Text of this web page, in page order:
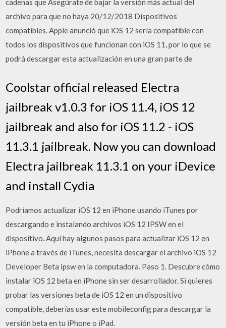
cadenas que Asegúrate de bajar la versión más actual del
archivo para que no haya 20/12/2018 Dispositivos
compatibles. Apple anunció que iOS 12 sería compatible con
todos los dispositivos que funcionan con iOS 11, por lo que se
podrá descargar esta actualización en una gran parte de
Coolstar official released Electra
jailbreak v1.0.3 for iOS 11.4, iOS 12
jailbreak and also for iOS 11.2 - iOS
11.3.1 jailbreak. Now you can download
Electra jailbreak 11.3.1 on your iDevice
and install Cydia
Podríamos actualizar iOS 12 en iPhone usando iTunes por
descargando e instalando archivos iOS 12 IPSW en el
dispositivo. Aquí hay algunos pasos para actualizar iOS 12 en
iPhone a través de iTunes, necesita descargar el archivo iOS 12
Developer Beta ipsw en la computadora. Paso 1. Descubre cómo
instalar iOS 12 beta en iPhone sin ser desarrollador. Si quieres
probar las versiones beta de iOS 12 en un dispositivo
compatible, deberías usar este mobileconfig para descargar la
versión beta en tu iPhone o iPad.